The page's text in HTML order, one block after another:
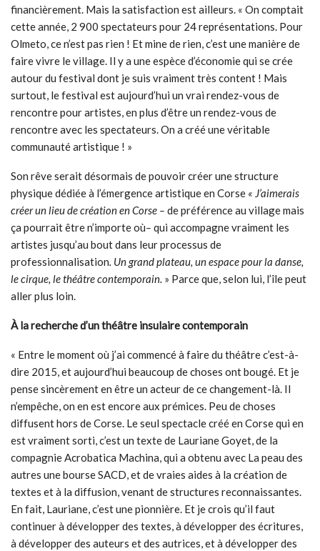
financièrement. Mais la satisfaction est ailleurs. « On comptait
cette année, 2 900 spectateurs pour 24 représentations. Pour
Olmeto, ce n’est pas rien ! Et mine de rien, c’est une manière de
faire vivre le village. Il y a une espèce d’économie qui se crée
autour du festival dont je suis vraiment très content ! Mais
surtout, le festival est aujourd’hui un vrai rendez-vous de
rencontre pour artistes, en plus d’être un rendez-vous de
rencontre avec les spectateurs. On a créé une véritable
communauté artistique ! »
Son rêve serait désormais de pouvoir créer une structure
physique dédiée à l’émergence artistique en Corse « J’aimerais
créer un lieu de création en Corse – de préférence au village mais
ça pourrait être n’importe où– qui accompagne vraiment les
artistes jusqu’au bout dans leur processus de
professionnalisation. Un grand plateau, un espace pour la danse,
le cirque, le théâtre contemporain. » Parce que, selon lui, l’île peut
aller plus loin.
À la recherche d’un théâtre insulaire contemporain
« Entre le moment où j’ai commencé à faire du théâtre c’est-à-
dire 2015, et aujourd’hui beaucoup de choses ont bougé. Et je
pense sincèrement en être un acteur de ce changement-là. Il
n’empêche, on en est encore aux prémices. Peu de choses
diffusent hors de Corse. Le seul spectacle créé en Corse qui en
est vraiment sorti, c’est un texte de Lauriane Goyet, de la
compagnie Acrobatica Machina, qui a obtenu avec La peau des
autres une bourse SACD, et de vraies aides à la création de
textes et à la diffusion, venant de structures reconnaissantes.
En fait, Lauriane, c’est une pionnière. Et je crois qu’il faut
continuer à développer des textes, à développer des écritures,
à développer des auteurs et des autrices, et à développer des